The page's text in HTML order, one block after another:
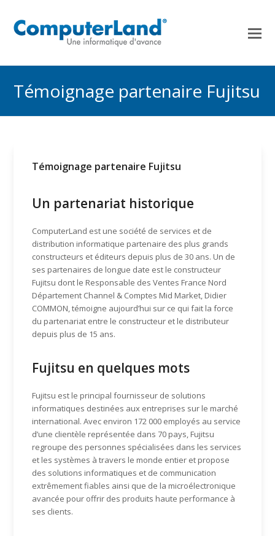
Témoignage partenaire Fujitsu
Témoignage partenaire Fujitsu
Un partenariat historique
ComputerLand est une société de services et de
distribution informatique partenaire des plus grands
constructeurs et éditeurs depuis plus de 30 ans. Un de
ses partenaires de longue date est le constructeur
Fujitsu dont le Responsable des Ventes France Nord
Département Channel & Comptes Mid Market, Didier
COMMON, témoigne aujourd’hui sur ce qui fait la force
du partenariat entre le constructeur et le distributeur
depuis plus de 15 ans.
Fujitsu en quelques mots
Fujitsu est le principal fournisseur de solutions
informatiques destinées aux entreprises sur le marché
international. Avec environ 172 000 employés au service
d’une clientèle représentée dans 70 pays, Fujitsu
regroupe des personnes spécialisées dans les services
et les systèmes à travers le monde entier et propose
des solutions informatiques et de communication
extrêmement fiables ainsi que de la microélectronique
avancée pour offrir des produits haute performance à
ses clients.